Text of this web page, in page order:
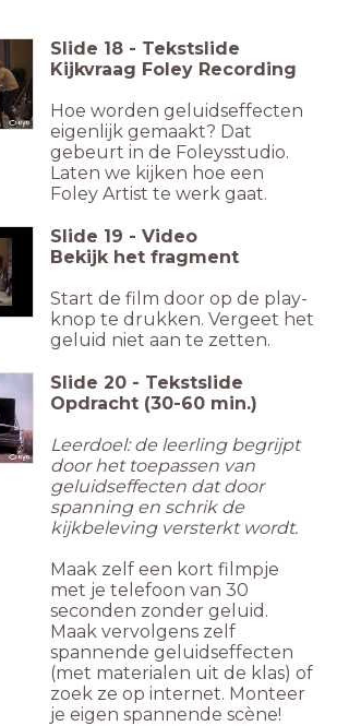
Slide 18 - Tekstslide
Kijkvraag Foley Recording
Hoe worden geluidseffecten
eigenlijk gemaakt? Dat
gebeurt in de Foleysstudio.
Laten we kijken hoe een
Foley Artist te werk gaat.
Slide 19 - Video
Bekijk het fragment
Start de film door op de play-
knop te drukken. Vergeet het
geluid niet aan te zetten.
Slide 20 - Tekstslide
Opdracht (30-60 min.)
Leerdoel: de leerling begrijpt
door het toepassen van
geluidseffecten dat door
spanning en schrik de
kijkbeleving versterkt wordt.
Maak zelf een kort filmpje
met je telefoon van 30
seconden zonder geluid.
Maak vervolgens zelf
spannende geluidseffecten
(met materialen uit de klas) of
zoek ze op internet. Monteer
je eigen spannende scène!